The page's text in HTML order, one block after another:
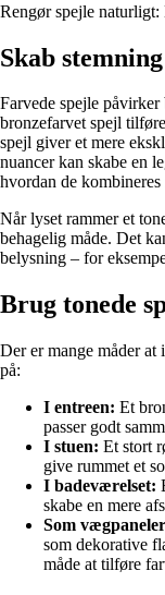
Rengør spejle
Skab
Farvede spejle
bronzefarvet spejl
spejl giver et mere
nuancer kan skabe en
hvordan de
Når lyset rammer et
behagelig måde. Det
belysning – for
Brug tonede
Der er mange måder at
på:
I entreen: Et
passer godt
I stuen: Et stort
give rummet et
I badeværelset:
skabe en mere
Som
som dekorative
måde at tilføre